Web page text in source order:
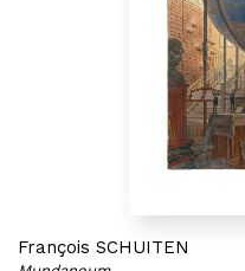
François SCHUITEN